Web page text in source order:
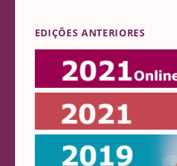
EDIÇÕES ANTERIORES